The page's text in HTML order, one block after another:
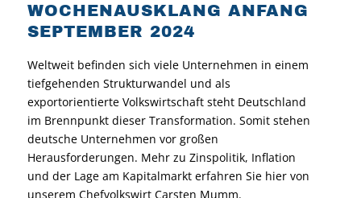
WOCHENAUSKLANG ANFANG
SEPTEMBER 2024
Weltweit befinden sich viele Unternehmen in einem
tiefgehenden Strukturwandel und als
exportorientierte Volkswirtschaft steht Deutschland
im Brennpunkt dieser Transformation. Somit stehen
deutsche Unternehmen vor großen
Herausforderungen. Mehr zu Zinspolitik, Inflation
und der Lage am Kapitalmarkt erfahren Sie hier von
unserem Chefvolkswirt Carsten Mumm.